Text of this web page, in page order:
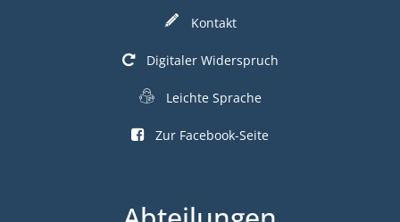
Kontakt
Digitaler Widerspruch
Leichte Sprache
Zur Facebook-Seite